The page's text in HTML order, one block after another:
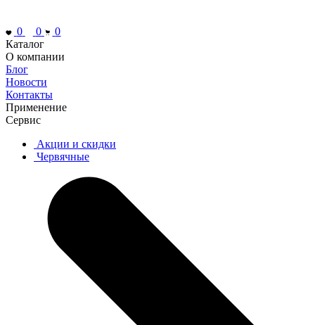
0 0
0
Каталог
О компании
Блог
Новости
Контакты
Применение
Сервис
Акции и скидки
Червячные